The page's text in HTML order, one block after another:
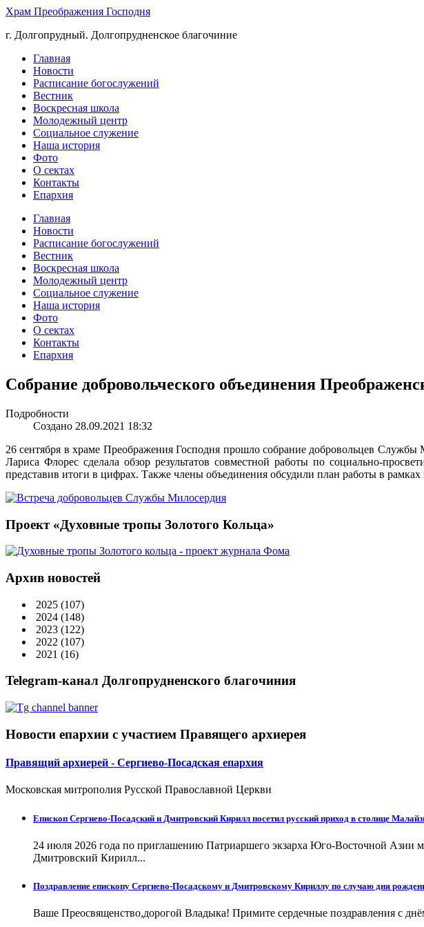
Храм Преображения Господня
г. Долгопрудный. Долгопрудненское благочиние
Главная
Новости
Расписание богослужений
Вестник
Воскресная школа
Молодежный центр
Социальное служение
Наша история
Фото
О сектах
Контакты
Епархия
Главная
Новости
Расписание богослужений
Вестник
Воскресная школа
Молодежный центр
Социальное служение
Наша история
Фото
О сектах
Контакты
Епархия
Собрание добровольческого объединения
Подробности
Создано 28.09.2021 18:32
26 сентября в храме Преображения Господня прошло собрание добровольцев
Лариса Флорес сделала обзор результатов совместной работы по социально-
представив итоги в цифрах. Также члены объединения обсудили план работы в
Проект «Духовные тропы Золотого Кольца»
Архив новостей
2025 (107)
2024 (148)
2023 (122)
2022 (107)
2021 (16)
Telegram-канал Долгопрудненского благочиния
Новости епархии с участием Правящего архиерея
Правящий архиерей - Сергиево-Посадская епархия
Московская митрополия Русской Православной Церкви
Епископ Сергиево-Посадский и Дмитровский Кирилл посетил русский приход в столице
24 июля 2026 года по приглашению Патриаршего экзарха Юго-Восточной Азии
Дмитровский Кирилл...
Поздравление епископу Сергиево-Посадскому и Дмитровскому Кириллу по случаю дня
Ваше Преосвященство,дорогой Владыка! Примите сердечные поздравления с